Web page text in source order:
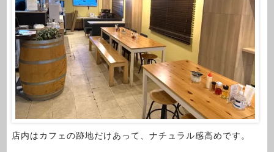
店内はカフェの跡地だけあって、ナチュラル感高めです。